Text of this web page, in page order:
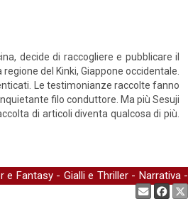
decide di raccogliere e pubblicare il
del Kinki, Giappone occidentale.
Le testimonianze raccolte fanno
filo conduttore. Ma più Sesuji
di articoli diventa qualcosa di più.
e Fantasy- Gialli e Thriller- Narrativa-